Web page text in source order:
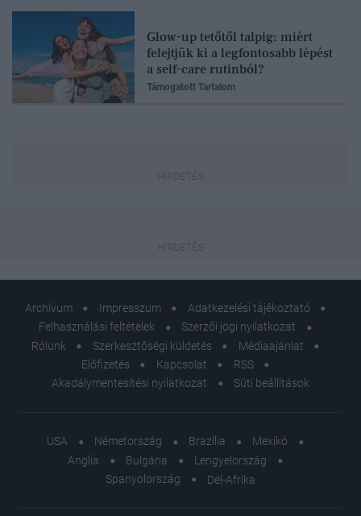
Glow-up tetőtől talpig: miért
felejtjük ki a legfontosabb lépést
a self-care rutinból?
Támogatott Tartalom
Archívum Impresszum
Adatkezelési tájékoztató
Felhasználási feltételek
Szerzői jogi nyilatkozat
Rólunk
Szerkesztőségi küldetés
Médiaajánlat
Előfizetés
Kapcsolat
RSS
Akadálymentesítési nyilatkozat
Süti beállítások
USA Németország Brazília
Mexikó
Anglia
Bulgária
Lengyelország
Spanyolország
Dél-Afrika